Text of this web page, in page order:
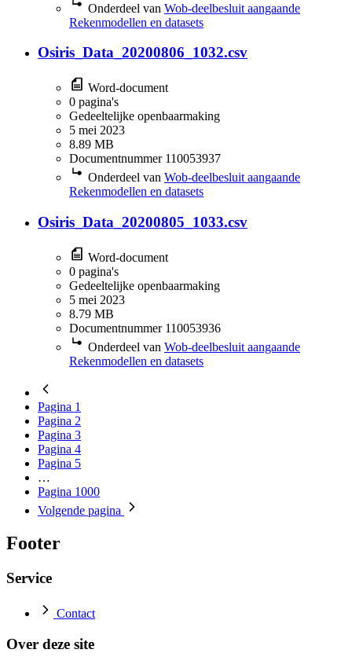
Onderdeel van Wob-deelbesluit aangaande
Rekenmodellen en datasets
Osiris_Data_20200806_1032.csv
Word-document
0 pagina's
Gedeeltelijke openbaarmaking
5 mei 2023
8.89 MB
Documentnummer 110053937
Onderdeel van Wob-deelbesluit aangaande
Rekenmodellen en datasets
Osiris_Data_20200805_1033.csv
Word-document
0 pagina's
Gedeeltelijke openbaarmaking
5 mei 2023
8.79 MB
Documentnummer 110053936
Onderdeel van Wob-deelbesluit aangaande
Rekenmodellen en datasets
Pagina 1
Pagina 2
Pagina 3
Pagina 4
Pagina 5
…
Pagina 1000
Volgende pagina
Footer
Service
Contact
Over deze site